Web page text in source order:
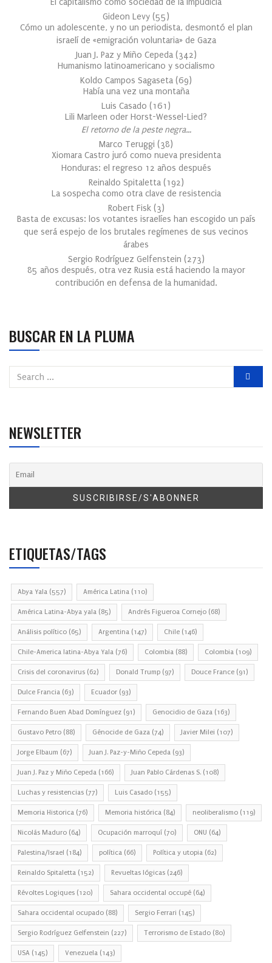
El capitalismo como sociedad de la Impudicia
Gideon Levy (55)
Cómo un adolescente, y no un periodista, desmontó el plan
israelí de «emigración voluntaria» de Gaza
Juan J. Paz y Miño Cepeda (342)
Humanismo latinoamericano y socialismo
Koldo Campos Sagaseta (69)
Había una vez una montaña
Luis Casado (161 )
Lili Marleen oder Horst-Wessel-Lied?
El retorno de la peste negra…
Marco Teruggi (38)
Xiomara Castro juró como nueva presidenta
Honduras: el regreso 12 años después
Reinaldo Spitaletta (192)
La sospecha como otra clave de resistencia
Robert Fisk (3)
Basta de excusas: los votantes israelíes han escogido un país
que será espejo de los brutales regímenes de sus vecinos
árabes
Sergio Rodríguez Gelfenstein (273)
85 años después, otra vez Rusia está haciendo la mayor
contribución en defensa de la humanidad.
BUSCAR EN LA PLUMA
NEWSLETTER
ETIQUETAS/TAGS
Abya Yala (557) América Latina (110)
América Latina-Abya yala (85) Andrés Figueroa Cornejo (68)
Análisis político (65) Argentina (147) Chile (146)
Chile-America latina-Abya Yala (76) Colombia (88) Colombia (109)
Crisis del coronavirus (62) Donald Trump (97) Douce France (91)
Dulce Francia (63) Ecuador (93)
Fernando Buen Abad Domínguez (91) Genocidio de Gaza (163)
Gustavo Petro (88) Génocide de Gaza (74) Javier Milei (107)
Jorge Elbaum (67) Juan J. Paz-y-Miño Cepeda (93)
Juan J. Paz y Miño Cepeda (166) Juan Pablo Cárdenas S. (108)
Luchas y resistencias (77) Luis Casado (155)
Memoria Historica (76) Memoria histórica (84) neoliberalismo (119)
Nicolás Maduro (64) Ocupación marroquí (70) ONU (64)
Palestina/Israel (184) política (66) Política y utopia (62)
Reinaldo Spitaletta (152) Revueltas lógicas (246)
Révoltes Logiques (120) Sahara occidental occupé (64)
Sahara occidental ocupado (88) Sergio Ferrari (145)
Sergio Rodríguez Gelfenstein (227) Terrorismo de Estado (80)
USA (145) Venezuela (143)